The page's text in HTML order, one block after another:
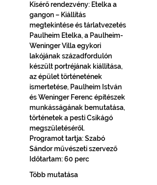
Kísérő rendezvény: Etelka a
gangon – Kiállítás
megtekintése és tárlatvezetés
Paulheim Etelka, a Paulheim-
Weninger Villa egykori
lakójának századfordulón
készült portréjának kiállítása,
az épület történetének
ismertetése, Paulheim István
és Weninger Ferenc építészek
munkásságának bemutatása,
történetek a pesti Csikágó
megszületéséről.
Programot tartja: Szabó
Sándor művészeti szervező
Időtartam: 60 perc
Több mutatása